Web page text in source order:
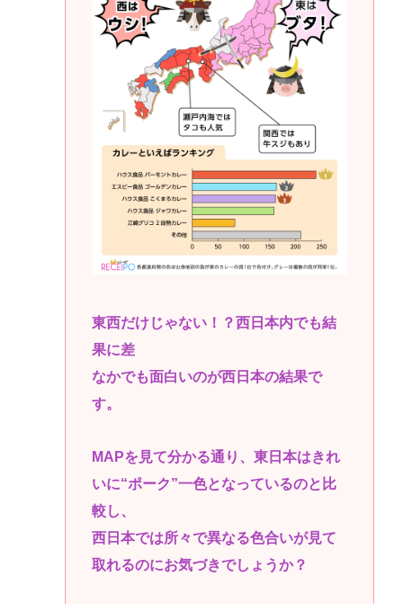
東西だけじゃない！？西日本内でも結
果に差
なかでも面白いのが西日本の結果で
す。
MAPを見て分かる通り、東日本はきれ
いに“ポーク”一色となっているのと比
較し、
西日本では所々で異なる色合いが見て
取れるのにお気づきでしょうか？